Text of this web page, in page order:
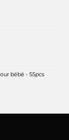
bébé - 55pcs